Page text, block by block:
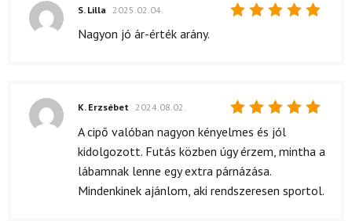
S. Lilla 2025.02.04.
Nagyon jó ár-érték arány.
Értékelés:
/ 5
K. Erzsébet 2024.08.02.
A cipő valóban nagyon kényelmes és jól
kidolgozott. Futás közben úgy érzem, mintha a
lábamnak lenne egy extra párnázása.
Mindenkinek ajánlom, aki rendszeresen sportol.